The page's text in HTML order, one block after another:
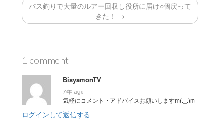
バス釣りで大量のルアー回収し役所に届け○個戻って
きた！ →
1 comment
BisyamonTV
7年 ago
気軽にコメント・アドバイスお願いしますm(._.)m
ログインして返信する